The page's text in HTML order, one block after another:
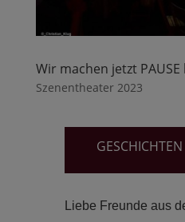
Wir machen jetzt
Szenentheater 2023
Liebe Freunde aus